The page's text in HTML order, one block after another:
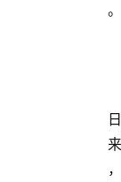
。
日
来
，